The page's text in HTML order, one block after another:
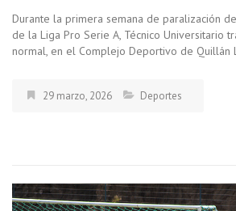
Durante la primera semana de paralización
de la Liga Pro Serie A, Técnico Universitario
normal, en el Complejo Deportivo de Quillán
29 marzo, 2026 Deportes